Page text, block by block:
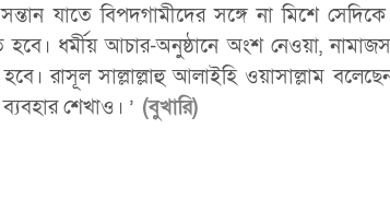
যাতে বিপদগামীদের সঙ্গে না মিশে
হবে। ধর্মীয় আচার-অনুষ্ঠানে অংশ নেওয়া,
রাসূল সাল্লাল্লাহু আলাইহি ওয়াসাল্লাম
শেখাও। ’ (বুখারি)